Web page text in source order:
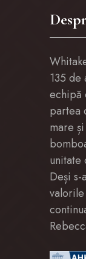
135
echipă
partea
mare
unitate
Deși s-